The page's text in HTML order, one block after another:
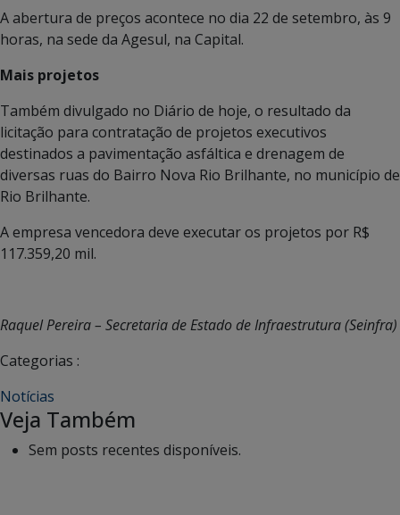
A abertura de preços acontece no dia 22 de setembro, às 9
horas, na sede da Agesul, na Capital.
Mais projetos
Também divulgado no Diário de hoje, o resultado da
licitação para contratação de projetos executivos
destinados a pavimentação asfáltica e drenagem de
diversas ruas do Bairro Nova Rio Brilhante, no município de
Rio Brilhante.
A empresa vencedora deve executar os projetos por R$
117.359,20 mil.
Raquel Pereira – Secretaria de Estado de Infraestrutura (Seinfra)
Categorias :
Notícias
Veja Também
Sem posts recentes disponíveis.